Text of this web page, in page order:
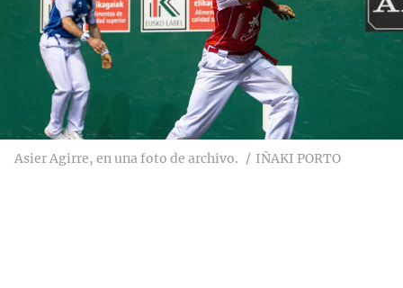
Asier Agirre, en una foto de archivo. IÑAKI PORTO